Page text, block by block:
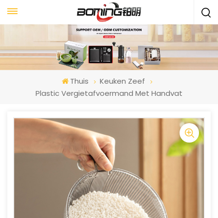
Thuis
Keuken Zeef
Plastic Vergietafvoermand Met Handvat